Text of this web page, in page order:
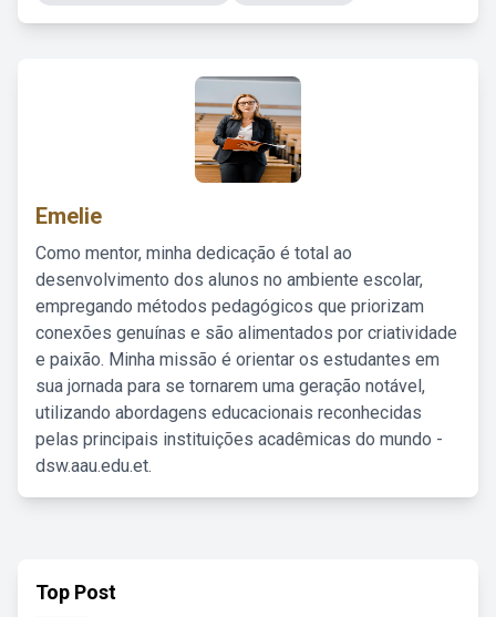
Emelie
Como mentor, minha dedicação é total ao
desenvolvimento dos alunos no ambiente escolar,
empregando métodos pedagógicos que priorizam
conexões genuínas e são alimentados por criatividade
e paixão. Minha missão é orientar os estudantes em
sua jornada para se tornarem uma geração notável,
utilizando abordagens educacionais reconhecidas
pelas principais instituições acadêmicas do mundo -
dsw.aau.edu.et.
Top Post